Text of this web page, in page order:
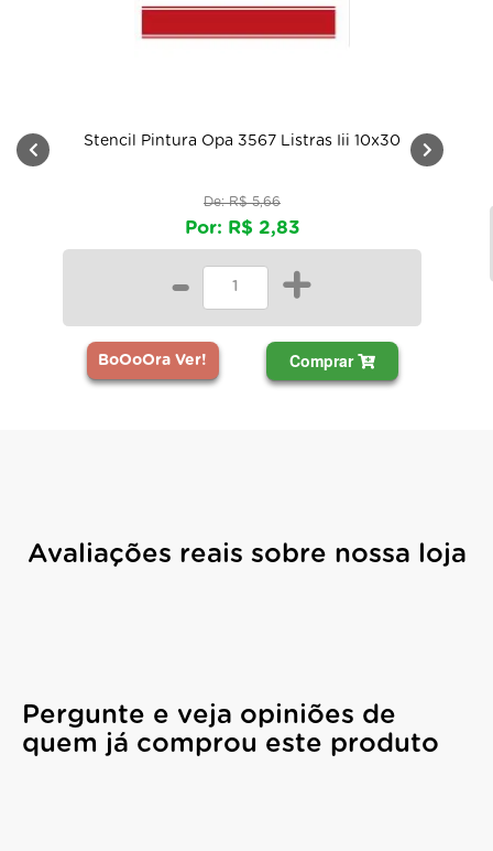
Stencil Pintura Opa 3567 Listras Iii 10x30
De: R$ 5,66
Por: R$ 2,83
+
BoOoOra Ver! Comprar
Avaliações reais sobre nossa loja
Pergunte e veja opiniões de
quem já comprou este produto